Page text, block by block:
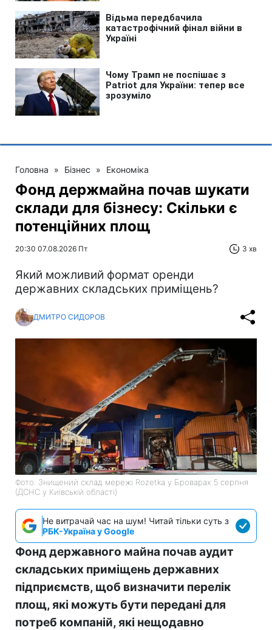
Головна » Бізнес » Економіка
Фонд держмайна почав шукати
склади для бізнесу: Скільки є
потенційних площ
20:30 07.08.2026 Пт 3 хв
Який можливий формат оренди
державних складських приміщень?
ДМИТРО СИДОРОВ
Фото: Знищений склад мережі Rozetka у Броварах 5 серпня
(ДСНС у Київській області)
Не витрачай час на шум! Читай тільки суть з
РБК-Україна у Google
Фонд державного майна почав аудит
складських приміщень державних
підприємств, щоб визначити перелік
площ, які можуть бути передані для
потреб компаній, які нещодавно